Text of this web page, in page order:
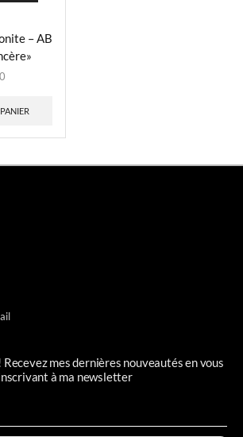
– AB
mes dernières nouveautés en vous
à ma newsletter